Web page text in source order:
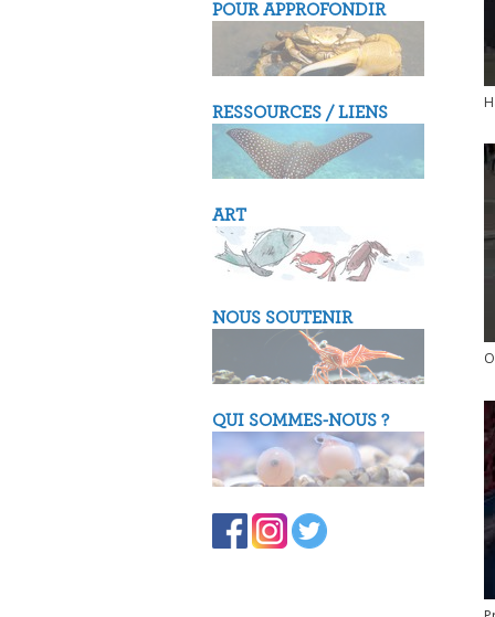
POUR APPROFONDIR
RESSOURCES / LIENS
ART
NOUS SOUTENIR
QUI SOMMES-NOUS ?